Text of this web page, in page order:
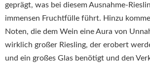
geprägt, was bei diesem Ausnahme-
immensen Fruchtfülle führt. Hinzu
Noten, die dem Wein eine Aura von
wirklich großer Riesling, der erobert
und ein großes Glas benötigt und den